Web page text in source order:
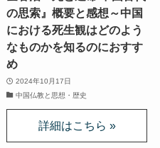
中南部の遺跡を訪ねて
ゆかりの地を巡る旅
の思索』概要と感想～中国
における死生観はどのよう
なものかを知るのにおすす
め
2024年10月17日
中国仏教と思想・歴史